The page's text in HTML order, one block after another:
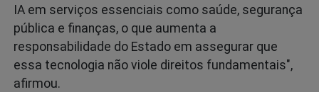
IA em serviços essenciais como saúde, segurança
pública e finanças, o que aumenta a
responsabilidade do Estado em assegurar que
essa tecnologia não viole direitos fundamentais",
afirmou.